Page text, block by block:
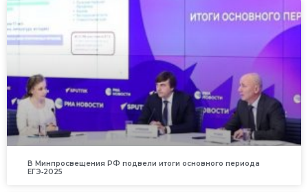
В Минпросвещения РФ подвели итоги основного периода
ЕГЭ‑2025